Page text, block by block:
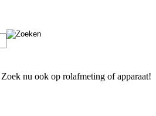
nu ook op rolafmeting of apparaat!